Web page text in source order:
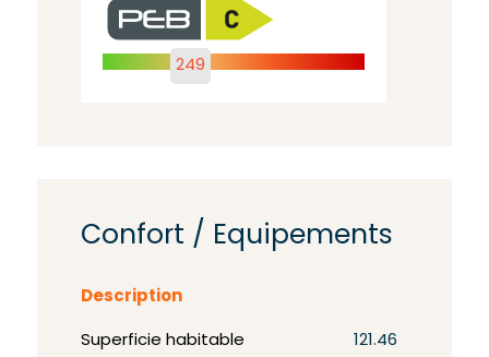
249
Confort / Equipements
Description
Superficie habitable
121.46